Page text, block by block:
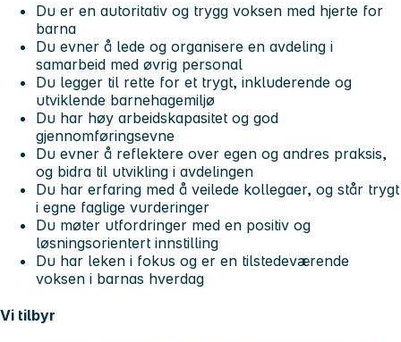
Du er en autoritativ og trygg voksen med hjerte for
barna
Du evner å lede og organisere en avdeling i
samarbeid med øvrig personal
Du legger til rette for et trygt, inkluderende og
utviklende barnehagemiljø
Du har høy arbeidskapasitet og god
gjennomføringsevne
Du evner å reflektere over egen og andres praksis,
og bidra til utvikling i avdelingen
Du har erfaring med å veilede kollegaer, og står trygt
i egne faglige vurderinger
Du møter utfordringer med en positiv og
løsningsorientert innstilling
Du har leken i fokus og er en tilstedeværende
voksen i barnas hverdag
Vi tilbyr